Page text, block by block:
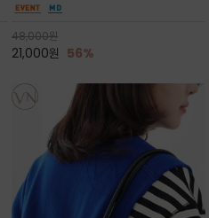
련된 포인트/베이직한 컬러 구성으로 어떤 스타
용도 높은 아이템
48,000원
21,000원 56%